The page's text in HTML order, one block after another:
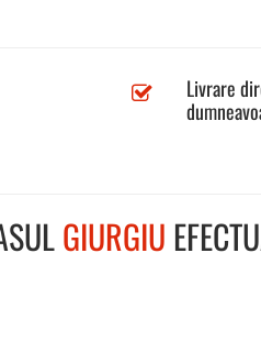
Livrare
GIURGIU